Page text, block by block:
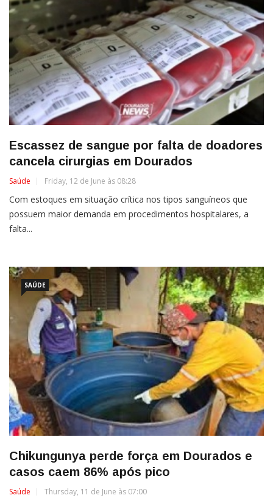
Escassez de sangue por falta de doadores
cancela cirurgias em Dourados
Saúde Friday, 12 de June às 08:28
Com estoques em situação crítica nos tipos sanguíneos que
possuem maior demanda em procedimentos hospitalares, a
falta...
SAÚDE
Chikungunya perde força em Dourados e
casos caem 86% após pico
Saúde Thursday, 11 de June às 07:00